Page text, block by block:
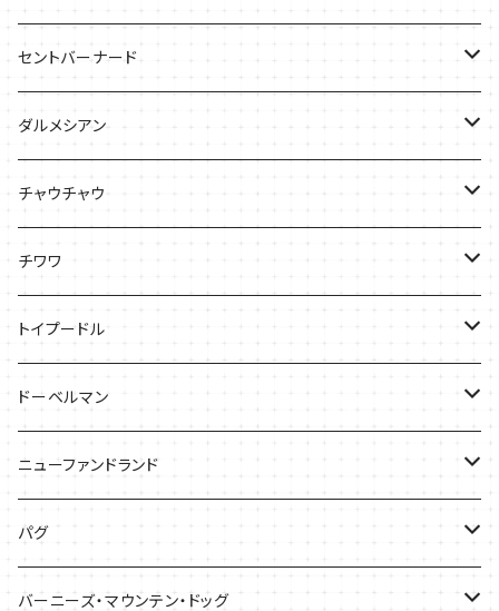
Tシャツ
バッグ
ケース
セントバーナード
Tシャツ
バッグ
ダルメシアン
Tシャツ
ケース
チャウチャウ
Tシャツ
バッグ
ケース
チワワ
Tシャツ
キャップ
バッグ
ケース
トイプードル
Tシャツ
バッグ
ケース
ドーベルマン
Tシャツ
バッグ
ケース
ニューファンドランド
Ｔシャツ
バッグ
パグ
Tシャツ
バーニーズ・マウンテン・ドッグ